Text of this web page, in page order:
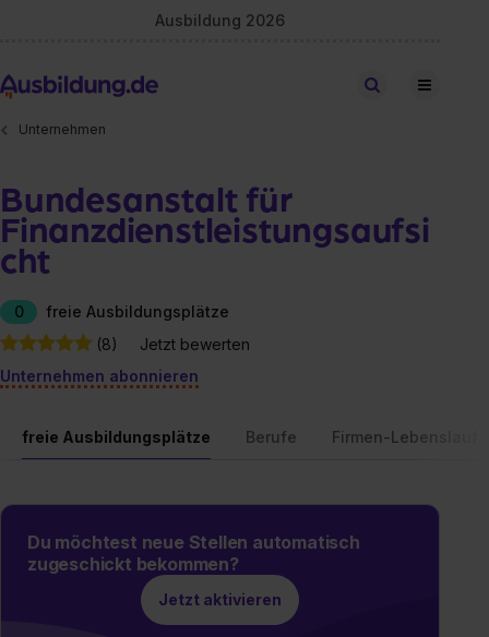
Ausbildung 2026
Stellen finden
Unternehmen
Bundesanstalt für
Finanzdienstleistungsaufsi
cht
0
freie Ausbildungsplätze
(8)
Jetzt bewerten
Unternehmen abonnieren
freie Ausbildungsplätze Berufe Firmen-Lebenslauf
Du möchtest neue Stellen automatisch
zugeschickt bekommen?
Jetzt aktivieren